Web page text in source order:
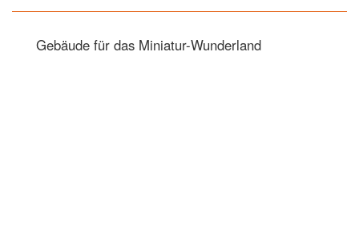
Gebäude für das Miniatur-Wunderland